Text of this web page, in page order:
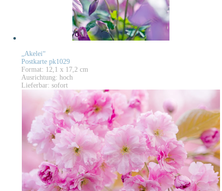
„Akelei“
Postkarte pk1029
Format: 12,1 x 17,2 cm
Ausrichtung: hoch
Lieferbar: sofort